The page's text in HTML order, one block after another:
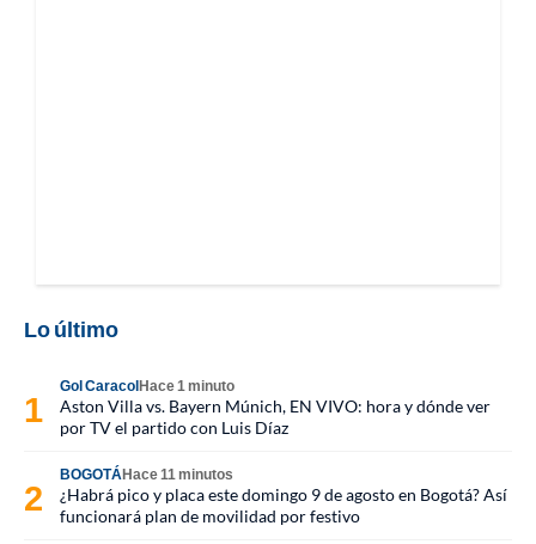
Lo último
Gol CaracolHace 1 minuto
Aston Villa vs. Bayern Múnich, EN VIVO: hora y dónde ver
por TV el partido con Luis Díaz
BOGOTÁHace 11 minutos
¿Habrá pico y placa este domingo 9 de agosto en Bogotá? Así
funcionará plan de movilidad por festivo